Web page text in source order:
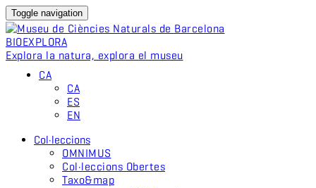
Toggle navigation
BIOEXPLORA
Explora la natura, explora el museu
CA
CA
ES
EN
Col·leccions
OMNIMUS
Col·leccions Obertes
Taxo&map